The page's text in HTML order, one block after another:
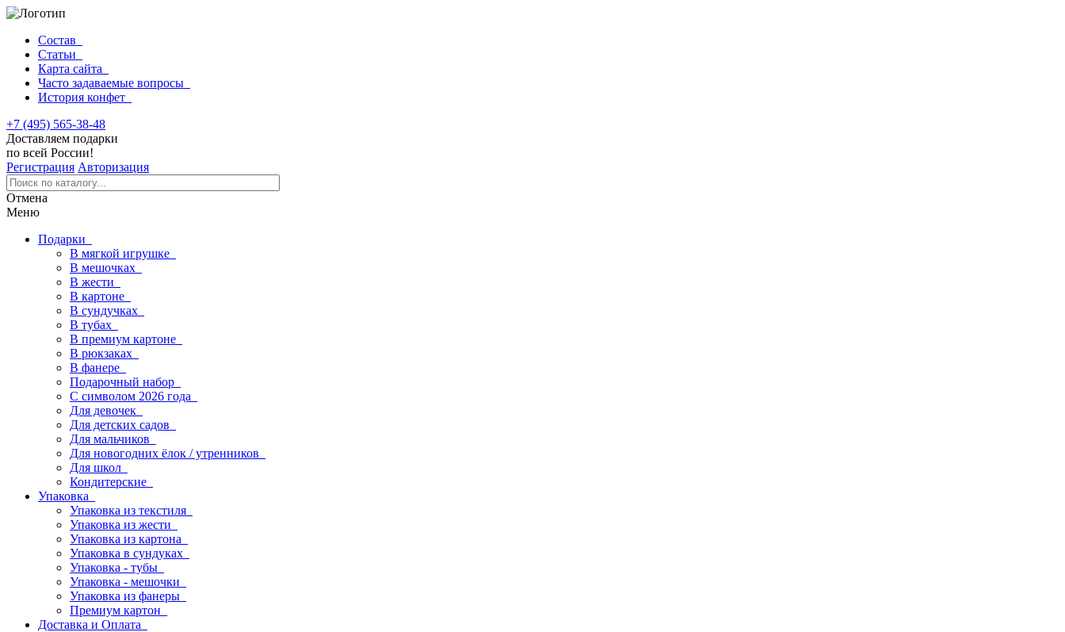
Состав
Статьи
Карта сайта
Часто задаваемые вопросы
История конфет
+7 (495) 565-38-48
Доставляем подарки
по всей России!
Регистрация Авторизация
Отмена
Меню
Подарки
В мягкой игрушке
В мешочках
В жести
В картоне
В сундучках
В тубах
В премиум картоне
В рюкзаках
В фанере
Подарочный набор
С символом 2026 года
Для девочек
Для детских садов
Для мальчиков
Для новогодних ёлок / утренников
Для школ
Кондитерские
Упаковка
Упаковка из текстиля
Упаковка из жести
Упаковка из картона
Упаковка в сундуках
Упаковка - тубы
Упаковка - мешочки
Упаковка из фанеры
Премиум картон
Доставка и Оплата